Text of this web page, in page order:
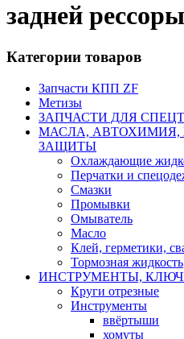
задней рессоры
Категории товаров
Запчасти КПП ZF
Метизы
ЗАПЧАСТИ ДЛЯ
МАСЛА, АВТОХИМИЯ,
ЗАЩИТЫ
Охлаждающие
Перчатки и
Смазки
Промывки
Омыватель
Масло
Клей, герметики,
Тормозная жидкость
ИНСТРУМЕНТЫ,
Круги отрезные
Инструменты
ввёртыши
хомуты